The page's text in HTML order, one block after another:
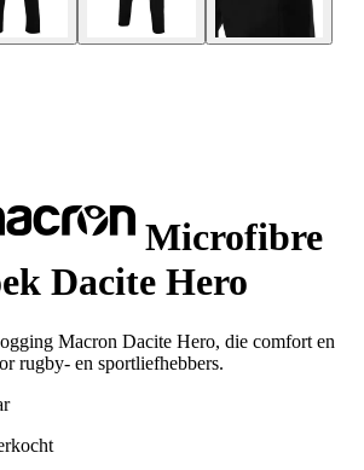
Microfibre
Dacite Hero
Macron Dacite Hero, die comfort en
rugby- en sportliefhebbers.